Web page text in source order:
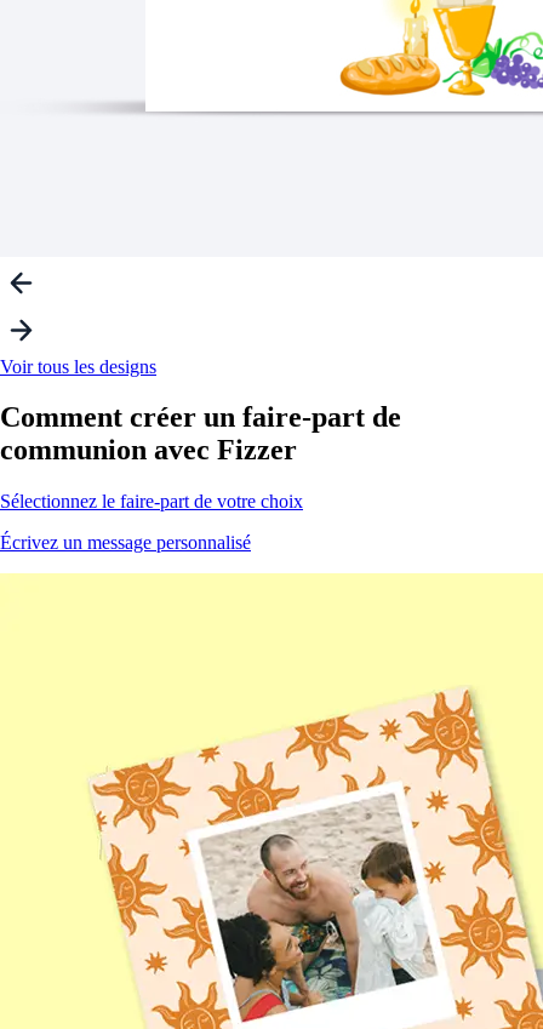
Voir tous les designs
Comment créer un faire-part de
communion avec Fizzer
Sélectionnez le faire-part de votre choix
Écrivez un message personnalisé